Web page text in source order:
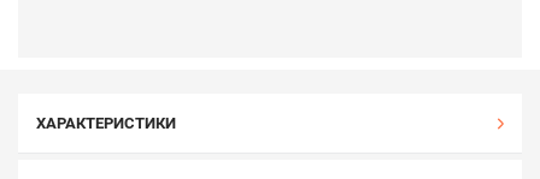
ХАРАКТЕРИСТИКИ